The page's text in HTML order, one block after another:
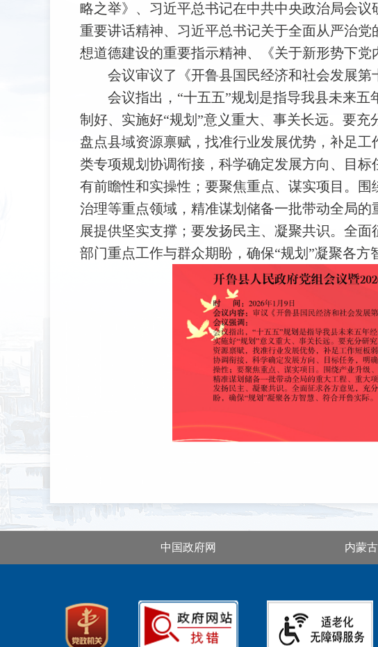
略之举》、习近平总书记在中共中央政治局会
重要讲话精神、习近平总书记关于全面从严治
想道德建设的重要指示精神、《关于新形势下党
会议审议了《开鲁县国民经济和社会发展第
会议指出，“十五五”规划是指导我县未来
制好、实施好“规划”意义重大、事关长远。要充
盘点县域资源禀赋，找准行业发展优势，补足
类专项规划协调衔接，科学确定发展方向、目
有前瞻性和实操性；要聚焦重点、谋实项目。
治理等重点领域，精准谋划储备一批带动全局
展提供坚实支撑；要发扬民主、凝聚共识。全面
部门重点工作与群众期盼，确保“规划”凝聚各方
中国政府网 内蒙